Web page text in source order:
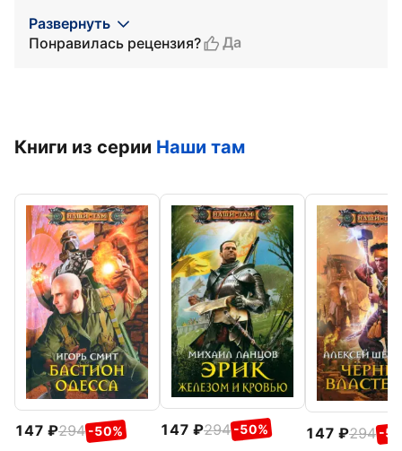
Развернуть
Понравилась рецензия?
Да
Книги из серии Наши там
147 294 -50% 147 294 -50% 147 294 -